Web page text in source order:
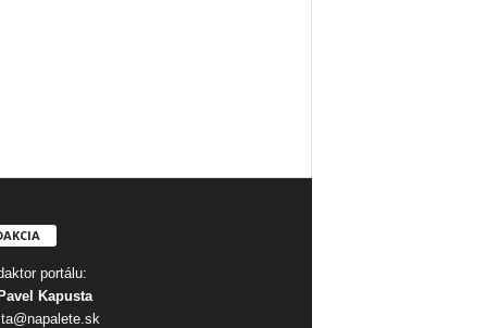
portálu:
Kapusta